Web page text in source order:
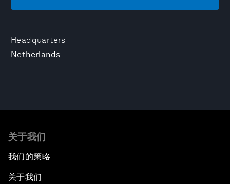
Headquarters
Netherlands
关于我们
我们的策略
关于我们